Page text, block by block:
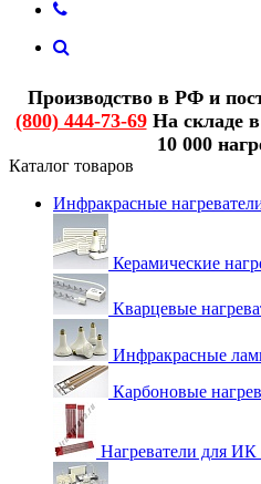
Производство в РФ и
(800) 444-73-69На складе
10 000
Каталог товаров
Инфракрасные
Керамические
Кварцевые
Инфракрасные
Карбоновые
Нагреватели для ИК